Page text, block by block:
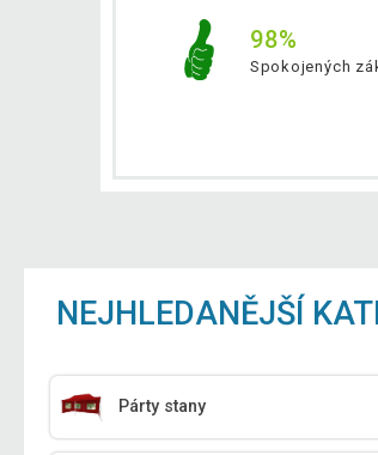
98%
Spokojených
NEJHLEDANĚJŠÍ
Párty stany